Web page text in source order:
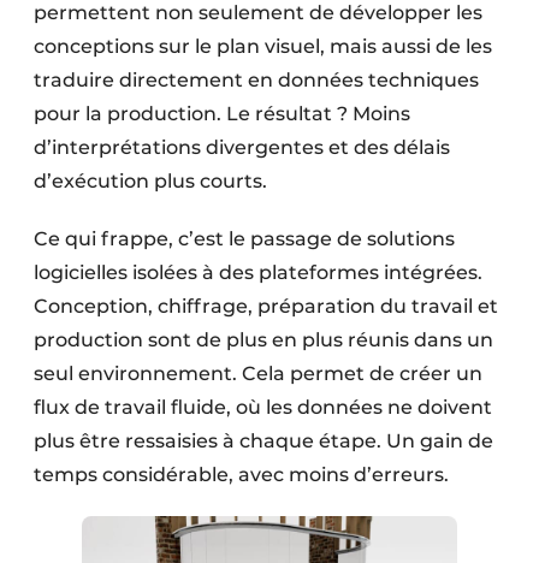
permettent non seulement de développer les
conceptions sur le plan visuel, mais aussi de les
traduire directement en données techniques
pour la production. Le résultat ? Moins
d’interprétations divergentes et des délais
d’exécution plus courts.
Ce qui frappe, c’est le passage de solutions
logicielles isolées à des plateformes intégrées.
Conception, chiffrage, préparation du travail et
production sont de plus en plus réunis dans un
seul environnement. Cela permet de créer un
flux de travail fluide, où les données ne doivent
plus être ressaisies à chaque étape. Un gain de
temps considérable, avec moins d’erreurs.